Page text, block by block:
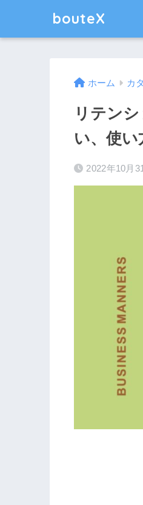
bouteX
ホーム カ
リテン
い、使い
2022年10月